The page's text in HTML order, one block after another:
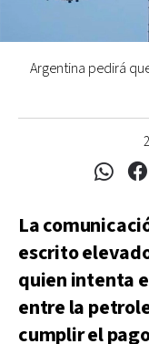
Argentina pedirá
La
escrito
quien intenta
entre la
cumplir el